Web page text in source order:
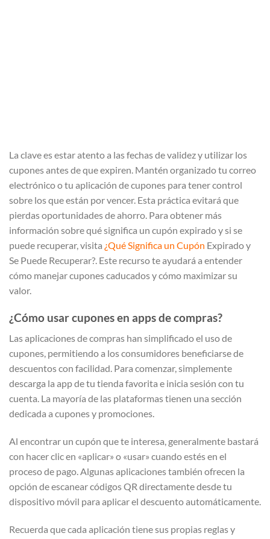
La clave es estar atento a las fechas de validez y utilizar los
cupones antes de que expiren. Mantén organizado tu correo
electrónico o tu aplicación de cupones para tener control
sobre los que están por vencer. Esta práctica evitará que
pierdas oportunidades de ahorro. Para obtener más
información sobre qué significa un cupón expirado y si se
puede recuperar, visita ¿Qué Significa un Cupón Expirado y
Se Puede Recuperar?. Este recurso te ayudará a entender
cómo manejar cupones caducados y cómo maximizar su
valor.
¿Cómo usar cupones en apps de compras?
Las aplicaciones de compras han simplificado el uso de
cupones, permitiendo a los consumidores beneficiarse de
descuentos con facilidad. Para comenzar, simplemente
descarga la app de tu tienda favorita e inicia sesión con tu
cuenta. La mayoría de las plataformas tienen una sección
dedicada a cupones y promociones.
Al encontrar un cupón que te interesa, generalmente bastará
con hacer clic en «aplicar» o «usar» cuando estés en el
proceso de pago. Algunas aplicaciones también ofrecen la
opción de escanear códigos QR directamente desde tu
dispositivo móvil para aplicar el descuento automáticamente.
Recuerda que cada aplicación tiene sus propias reglas y